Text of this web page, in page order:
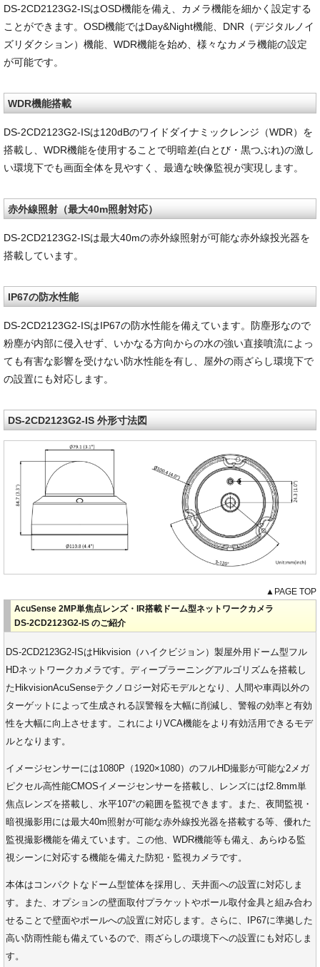
DS-2CD2123G2-ISはOSD機能を備え、カメラ機能を細かく設定する
ことができます。OSD機能ではDay&Night機能、DNR（デジタルノイ
ズリダクション）機能、WDR機能を始め、様々なカメラ機能の設定
が可能です。
WDR機能搭載
DS-2CD2123G2-ISは120dBのワイドダイナミックレンジ（WDR）を
搭載し、WDR機能を使用することで明暗差(白とび・黒つぶれ)の激し
い環境下でも画面全体を見やすく、最適な映像監視が実現します。
赤外線照射（最大40m照射対応）
DS-2CD2123G2-ISは最大40mの赤外線照射が可能な赤外線投光器を
搭載しています。
IP67の防水性能
DS-2CD2123G2-ISはIP67の防水性能を備えています。防塵形なので
粉塵が内部に侵入せず、いかなる方向からの水の強い直接噴流によっ
ても有害な影響を受けない防水性能を有し、屋外の雨ざらし環境下で
の設置にも対応します。
DS-2CD2123G2-IS 外形寸法図
▲PAGE TOP
AcuSense 2MP単焦点レンズ・IR搭載ドーム型ネットワークカメラ
DS-2CD2123G2-IS のご紹介
DS-2CD2123G2-ISはHikvision（ハイクビジョン）製屋外用ドーム型フル
HDネットワークカメラです。ディープラーニングアルゴリズムを搭載し
たHikvisionAcuSenseテクノロジー対応モデルとなり、人間や車両以外の
ターゲットによって生成される誤警報を大幅に削減し、警報の効率と有効
性を大幅に向上させます。これによりVCA機能をより有効活用できるモデ
ルとなります。
イメージセンサーには1080P（1920×1080）のフルHD撮影が可能な2メガ
ピクセル高性能CMOSイメージセンサーを搭載し、レンズにはf2.8mm単
焦点レンズを搭載し、水平107°の範囲を監視できます。また、夜間監視・
暗視撮影用には最大40m照射が可能な赤外線投光器を搭載する等、優れた
監視撮影機能を備えています。この他、WDR機能等も備え、あらゆる監
視シーンに対応する機能を備えた防犯・監視カメラです。
本体はコンパクトなドーム型筐体を採用し、天井面への設置に対応しま
す。また、オプションの壁面取付プラケットやポール取付金具と組み合わ
せることで壁面やポールへの設置に対応します。さらに、IP67に準拠した
高い防雨性能も備えているので、雨ざらしの環境下への設置にも対応しま
す。